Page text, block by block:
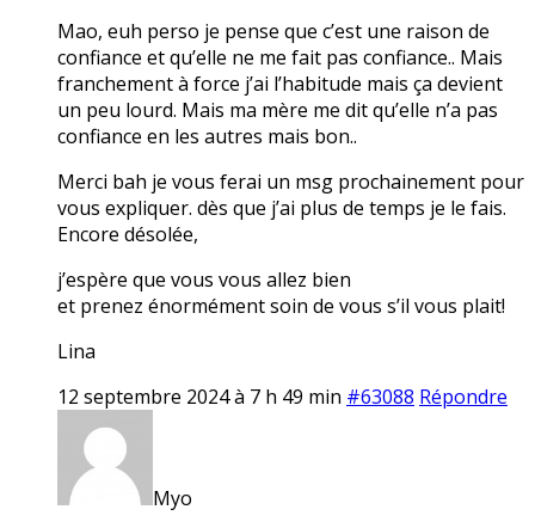
Mao, euh perso je pense que c’est une raison de
confiance et qu’elle ne me fait pas confiance.. Mais
franchement à force j’ai l’habitude mais ça devient
un peu lourd. Mais ma mère me dit qu’elle n’a pas
confiance en les autres mais bon..
Merci bah je vous ferai un msg prochainement pour
vous expliquer. dès que j’ai plus de temps je le fais.
Encore désolée,
j’espère que vous vous allez bien
et prenez énormément soin de vous s’il vous plait!
Lina
12 septembre 2024 à 7 h 49 min #63088 Répondre
Myo